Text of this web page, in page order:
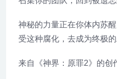
神秘的力量正在你体内苏
受这种腐化，去成为终极的
来自《神界：原罪2》的创